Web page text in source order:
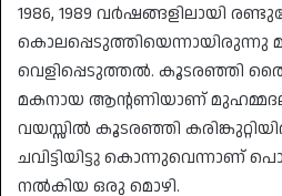
1986, 1989 വർഷങ്ങളിലായി
കൊലപ്പെടുത്തിയെന്നായിരുന്നു
വെളിപ്പെടുത്തൽ. കൂടരഞ്ഞി
മകനായ ആന്റണിയാണ്
വയസ്സിൽ കൂടരഞ്ഞി
ചവിട്ടിയിട്ടു കൊന്നുവെന്നാണ്
നൽകിയ ഒരു മൊഴി.